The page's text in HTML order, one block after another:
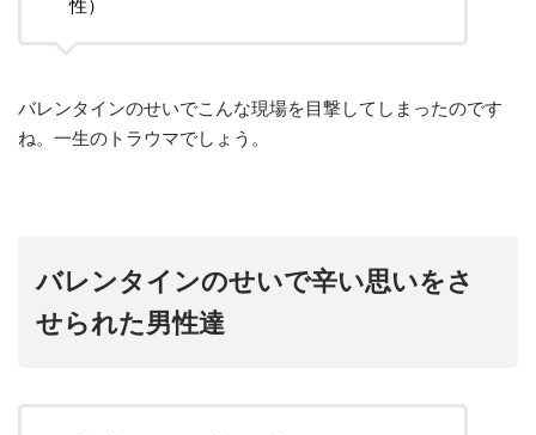
性）
バレンタインのせいでこんな現場を目撃してしまったのです
ね。一生のトラウマでしょう。
バレンタインのせいで辛い思いをさ
せられた男性達